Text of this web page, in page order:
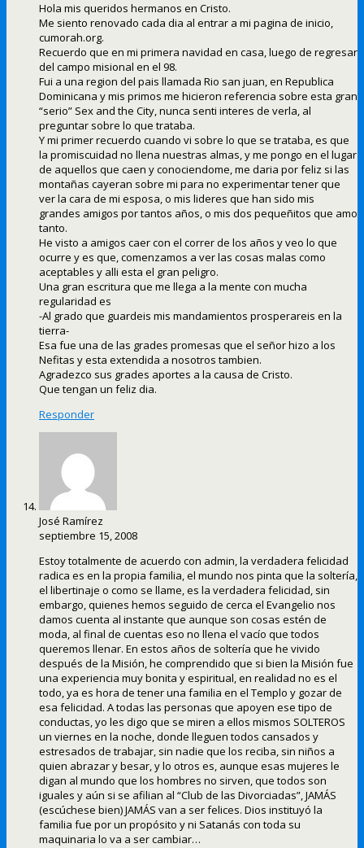
Hola mis queridos hermanos en Cristo.
Me siento renovado cada dia al entrar a mi pagina de inicio,
cumorah.org.
Recuerdo que en mi primera navidad en casa, luego de regresar
del campo misional en el 98.
Fui a una region del pais llamada Rio san juan, en Republica
Dominicana y mis primos me hicieron referencia sobre esta gran
“serio” Sex and the City, nunca senti interes de verla, al
preguntar sobre lo que trataba.
Y mi primer recuerdo cuando vi sobre lo que se trataba, es que
la promiscuidad no llena nuestras almas, y me pongo en el lugar
de aquellos que caen y conociendome, me daria por feliz si las
montañas cayeran sobre mi para no experimentar tener que
ver la cara de mi esposa, o mis lideres que han sido mis
grandes amigos por tantos años, o mis dos pequeñitos que amo
tanto.
He visto a amigos caer con el correr de los años y veo lo que
ocurre y es que, comenzamos a ver las cosas malas como
aceptables y alli esta el gran peligro.
Una gran escritura que me llega a la mente con mucha
regularidad es
-Al grado que guardeis mis mandamientos prosperareis en la
tierra-
Esa fue una de las grades promesas que el señor hizo a los
Nefitas y esta extendida a nosotros tambien.
Agradezco sus grades aportes a la causa de Cristo.
Que tengan un feliz dia.
Responder
José Ramírez
septiembre 15, 2008
Estoy totalmente de acuerdo con admin, la verdadera felicidad
radica es en la propia familia, el mundo nos pinta que la soltería,
el libertinaje o como se llame, es la verdadera felicidad, sin
embargo, quienes hemos seguido de cerca el Evangelio nos
damos cuenta al instante que aunque son cosas estén de
moda, al final de cuentas eso no llena el vacío que todos
queremos llenar. En estos años de soltería que he vivido
después de la Misión, he comprendido que si bien la Misión fue
una experiencia muy bonita y espiritual, en realidad no es el
todo, ya es hora de tener una familia en el Templo y gozar de
esa felicidad. A todas las personas que apoyen ese tipo de
conductas, yo les digo que se miren a ellos mismos SOLTEROS
un viernes en la noche, donde lleguen todos cansados y
estresados de trabajar, sin nadie que los reciba, sin niños a
quien abrazar y besar, y lo otros es, aunque esas mujeres le
digan al mundo que los hombres no sirven, que todos son
iguales y aún si se afilian al “Club de las Divorciadas”, JAMÁS
(escúchese bien) JAMÁS van a ser felices. Dios instituyó la
familia fue por un propósito y ni Satanás con toda su
maquinaria lo va a ser cambiar…